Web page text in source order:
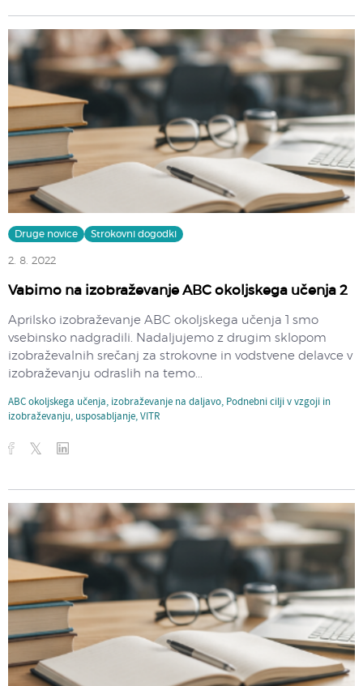
Druge novice Strokovni dogodki
2. 8. 2022
Vabimo na izobraževanje ABC okoljskega učenja 2
Aprilsko izobraževanje ABC okoljskega učenja 1 smo
vsebinsko nadgradili. Nadaljujemo z drugim sklopom
izobraževalnih srečanj za strokovne in vodstvene delavce v
izobraževanju odraslih na temo...
ABC okoljskega učenja, izobraževanje na daljavo, Podnebni cilji v vzgoji in
izobraževanju, usposabljanje,VITR